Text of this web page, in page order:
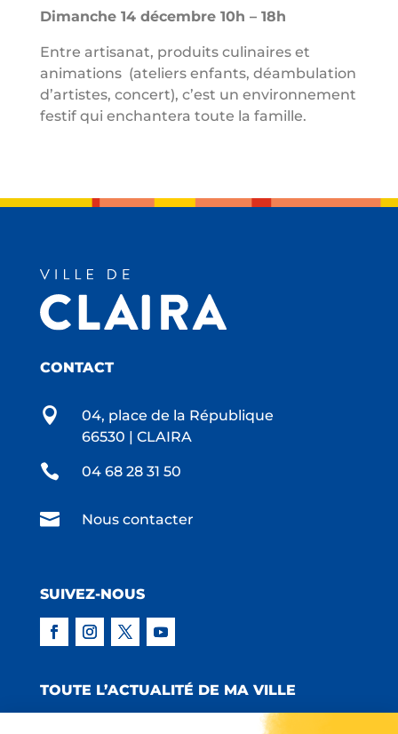
Dimanche 14 décembre 10h – 18h
Entre artisanat, produits culinaires et
animations (ateliers enfants, déambulation
d’artistes, concert), c’est un environnement
festif qui enchantera toute la famille.
CONTACT

04, place de la République
66530 | CLAIRA
 04 68 28 31 50
 Nous contacter
SUIVEZ-NOUS
TOUTE L’ACTUALITÉ DE MA VILLE